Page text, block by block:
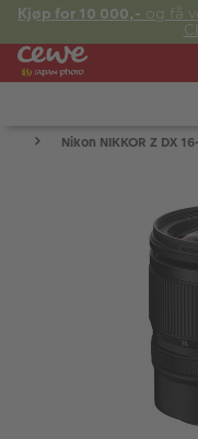
Kjøp for 10 000,- og få
KAMERANikon NIKKOR Z DX